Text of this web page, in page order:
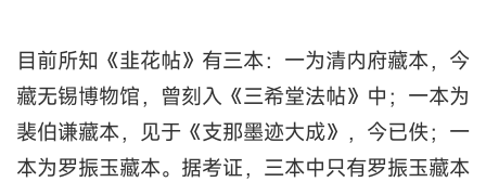
目前所知《韭花帖》有三本：一为清内府藏本，今
藏无锡博物馆，曾刻入《三希堂法帖》中；一本为
裴伯谦藏本，见于《支那墨迹大成》，今已佚；一
本为罗振玉藏本。据考证，三本中只有罗振玉藏本